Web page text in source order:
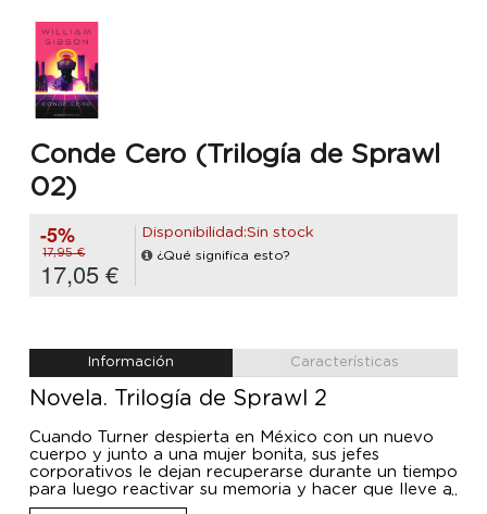
Conde Cero (Trilogía de Sprawl
02)
-5%
17,95 €
17,05 €
Disponibilidad:Sin stock
¿Qué significa esto?
Información Características
Novela. Trilogía de Sprawl 2
Cuando Turner despierta en México con un nuevo
cuerpo y junto a una mujer bonita, sus jefes
corporativos le dejan recuperarse durante un tiempo
para luego reactivar su memoria y hacer que lleve a
cabo una misión aún más peligrosa que la que